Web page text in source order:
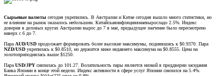
Сырьевые валюты сегодня укрепились. В Австралии и Китае сегодня вышло много статистики, но
ее влияние на рынок оказалось небольшим. Китайскаяинфляциявмаевыросладо 2.5%. Индекс
доверия в деловых кругах Австралии вырос до 7 в мае, предыдущее значение было пересмотрено
наверх с 6 до 7.
ПараAUD/USD продолжает формировать более высокие максимумы, поднявшись к $0.9370. Пара
NZD/USD укрепилась к $0.8510, но держится ниже недавнего максимума на $0.8555. Цена на
золотоприподнялась выше $1250.
ПараUSD/JPY снизилась до 101.27. Волатильность пары является низкой в преддверии заседания
Банка Японии в конце этой недели. Индекс активности в сфере услуг Японии снизился на 5.4%.